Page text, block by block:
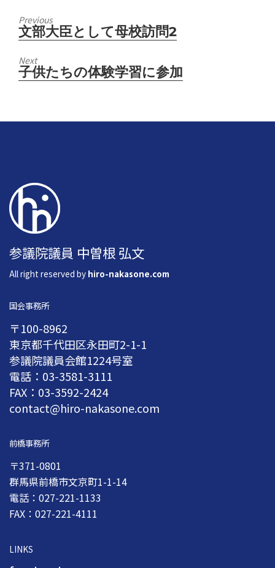
Previous
Previous
文部大臣として母校訪問2
Next
Next
子供たちの体験学習に参加
参議院議員 中曽根 弘文
All right reserved by hiro-nakasone.com
国会事務所
〒100-8962
東京都千代田区永田町2-1-1
参議院議員会館1224号室
電話：03-3581-3111
FAX：03-3592-2424
contact@hiro-nakasone.com
前橋事務所
〒371-0801
群馬県前橋市文京町1-1-14
電話：027-221-1133
FAX：027-221-4111
LINKS